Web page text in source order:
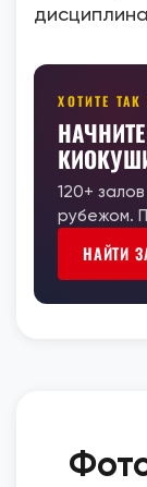
ХОТИТЕ ТАК
120+
рубежом.
НАЙТИ